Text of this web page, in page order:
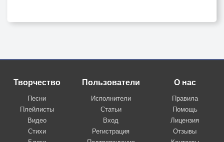
Творчество
Песни
Плейлисты
Видео
Стихи
Пользователи
Исполнители
Статьи
Вход
Регистрация
О нас
Правила
Помощь
Лицензия
Отзывы